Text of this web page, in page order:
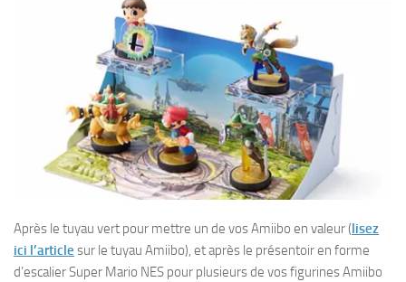
Après le tuyau vert pour mettre un de vos Amiibo en valeur (lisez
ici l’article sur le tuyau Amiibo), et après le présentoir en forme
d’escalier Super Mario NES pour plusieurs de vos figurines Amiibo